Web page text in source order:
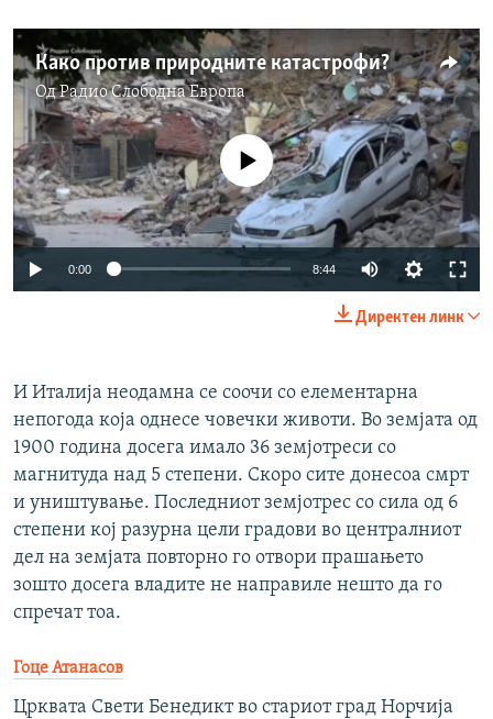
Како против природните катастрофи?
ОдРадио Слободна Eвропа
No media source currently available
0:00 8:44
Директен линк
И Италија неодамна се соочи со елементарна
непогода која однесе човечки животи. Во земјата од
1900 година досега имало 36 земјотреси со
магнитуда над 5 степени. Скоро сите донесоа смрт
и уништување. Последниот земјотрес со сила од 6
степени кој разурна цели градови во централниот
дел на земјата повторно го отвори прашањето
зошто досега владите не направиле нешто да го
спречат тоа.
Гоце Атанасов
Црквата Свети Бенедикт во стариот град Норчија